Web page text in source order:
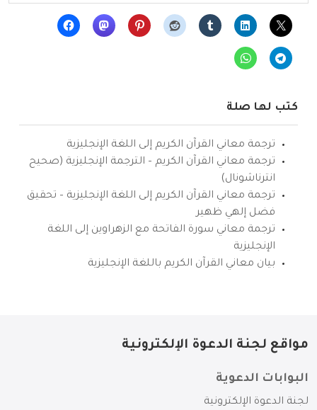
كتب لها صلة
ترجمة معاني القرآن الكريم إلى اللغة الإنجليزية
ترجمة معاني القرآن الكريم – الترجمة الإنجليزية (صحيح
انترناشونال)
ترجمة معاني القرآن الكريم إلى اللغة الإنجليزية – تحقيق
فضل إلهي ظهير
ترجمة معاني سورة الفاتحة مع الزهراوين إلى اللغة
الإنجليزية
بيان معاني القرآن الكريم باللغة الإنجليزية
مواقع لجنة الدعوة الإلكترونية
البوابات الدعوية
لجنة الدعوة الإلكترونية